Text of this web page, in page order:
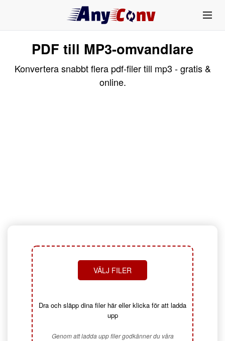
PDF till MP3-omvandlare
Konvertera snabbt flera pdf-filer till mp3 - gratis &
online.
VÄLJ FILER
Dra och släpp dina filer här eller klicka för att ladda
upp
Genom att ladda upp filer godkänner du våra